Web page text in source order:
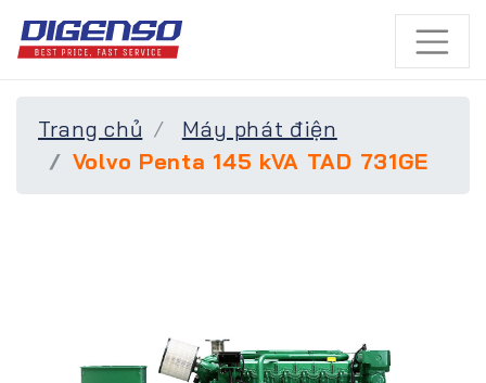
Trang chủ
Máy phát điện
Volvo Penta 145 kVA TAD 731GE